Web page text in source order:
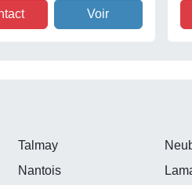
Voir
Talmay
Nantois